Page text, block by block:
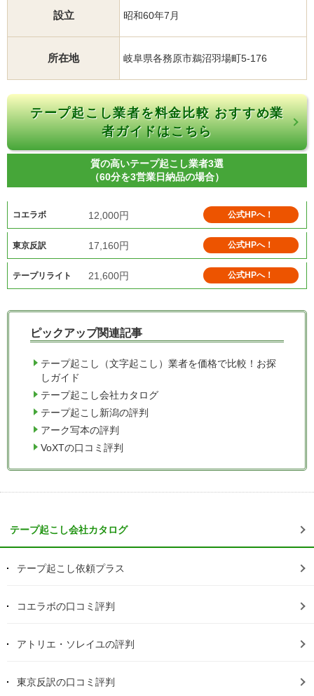
設立 昭和60年7月
所在地 岐阜県各務原市鵜沼羽場町5-176
テープ起こし業者を料金比較 おすすめ業
者ガイドはこちら
質の高いテープ起こし業者3選
（60分を3営業日納品の場合）
コエラボ 12,000円 公式HPへ！
東京反訳 17,160円 公式HPへ！
テープリライト 21,600円 公式HPへ！
ピックアップ関連記事
テープ起こし（文字起こし）業者を価格で比較！お探
しガイド
テープ起こし会社カタログ
テープ起こし新潟の評判
アーク写本の評判
VoXTの口コミ評判
テープ起こし会社カタログ
テープ起こし依頼プラス
コエラボの口コミ評判
アトリエ・ソレイユの評判
東京反訳の口コミ評判